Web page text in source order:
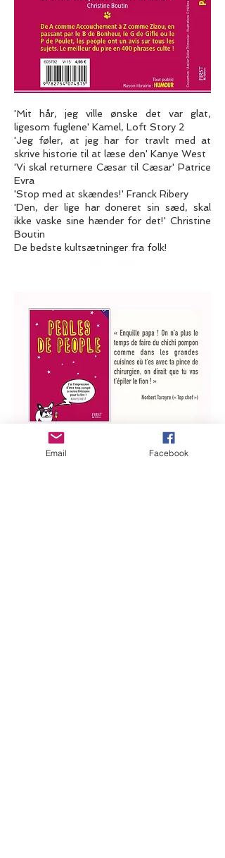
'Mit hår, jeg ville ønske det var glat,
ligesom fuglene' Kamel, Loft Story 2
'Jeg føler, at jeg har for travlt med at
skrive historie til at læse den' Kanye West
'Vi skal returnere Cæsar til Cæsar' Patrice
Evra
'Stop med at skændes!' Franck Ribery
'Den, der lige har doneret sin sæd, skal
ikke vaske sine hænder for det!' Christine
Boutin
De bedste kultsætninger fra folk!
Email Facebook